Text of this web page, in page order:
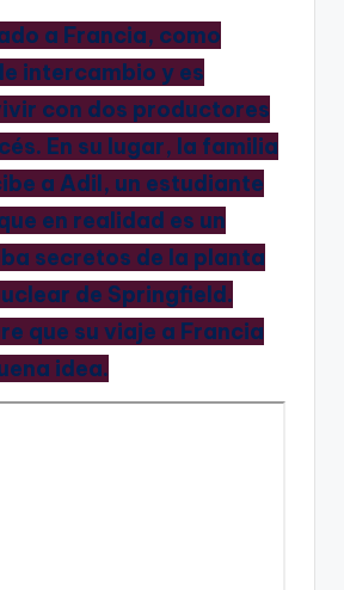
a Francia, como
intercambio y es
con dos productores
En su lugar, la familia
a Adil, un estudiante
en realidad es un
secretos de la planta
de Springfield.
que su viaje a Francia
idea.